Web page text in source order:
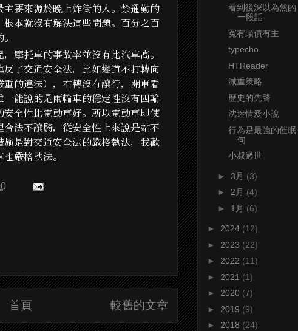
要來源於晚上炸街的人。禁通勤的
本就沒有解決這些問題。百分之百
摩托車的事故率並沒有比汽車高。
了交通安全法，比如變道不打轉向
的違法），右轉沒有讓行，開車看
能說的是兩輪車的穩定性沒有四輪
全性比電動車好。所以電動車即使
法不讓騎，從安全性上來說是站不
是對交通安全法的嚴格執法，我歡
嚴格執法。
較舊的文章
首頁
看到後深以為然的
一段話
冤有頭債有主
typecho
HTReader
減重策略
歷史的先聲
沈迷情愛小說
行為是最強的催眠
句
小叔過世
► 3月 (3)
► 2月 (4)
► 1月 (6)
► 2024 (12)
► 2023 (22)
► 2022 (11)
► 2021 (1)
► 2020 (7)
► 2019 (9)
► 2018 (24)